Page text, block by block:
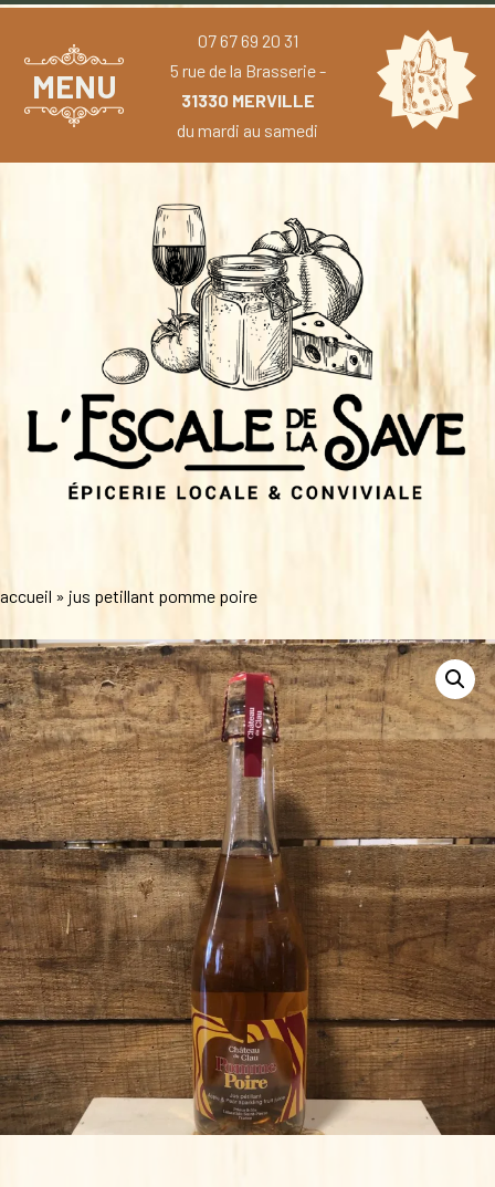
MENU
07 67 69 20 31
5 rue de la Brasserie -
31330 MERVILLE
du mardi au samedi
accueil » jus petillant pomme poire